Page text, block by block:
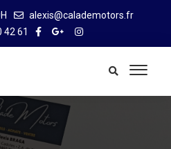
alexis@calademotors.fr
42 61